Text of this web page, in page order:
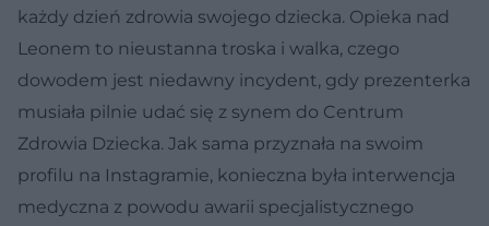
każdy dzień zdrowia swojego dziecka. Opieka nad
Leonem to nieustanna troska i walka, czego
dowodem jest niedawny incydent, gdy prezenterka
musiała pilnie udać się z synem do Centrum
Zdrowia Dziecka. Jak sama przyznała na swoim
profilu na Instagramie, konieczna była interwencja
medyczna z powodu awarii specjalistycznego